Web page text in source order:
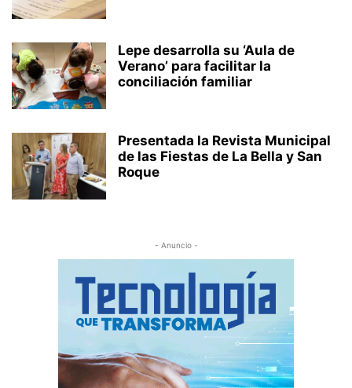
Lepe desarrolla su ‘Aula de
Verano’ para facilitar la
conciliación familiar
Presentada la Revista Municipal
de las Fiestas de La Bella y San
Roque
- Anuncio -